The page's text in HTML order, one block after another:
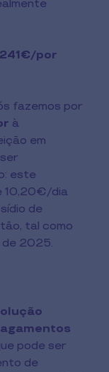
por
fazemos por
à
em
este
10,20€/dia
de
tal como
2025.
pode ser
de